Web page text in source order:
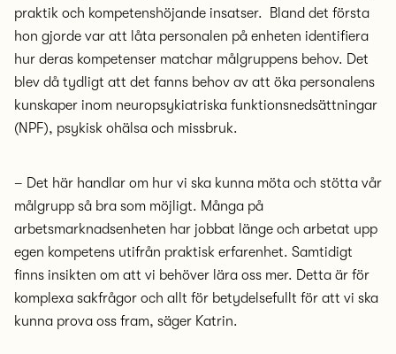
praktik och kompetenshöjande insatser. Bland det första
hon gjorde var att låta personalen på enheten identifiera
hur deras kompetenser matchar målgruppens behov. Det
blev då tydligt att det fanns behov av att öka personalens
kunskaper inom neuropsykiatriska funktionsnedsättningar
(NPF), psykisk ohälsa och missbruk.
– Det här handlar om hur vi ska kunna möta och stötta vår
målgrupp så bra som möjligt. Många på
arbetsmarknadsenheten har jobbat länge och arbetat upp
egen kompetens utifrån praktisk erfarenhet. Samtidigt
finns insikten om att vi behöver lära oss mer. Detta är för
komplexa sakfrågor och allt för betydelsefullt för att vi ska
kunna prova oss fram, säger Katrin.